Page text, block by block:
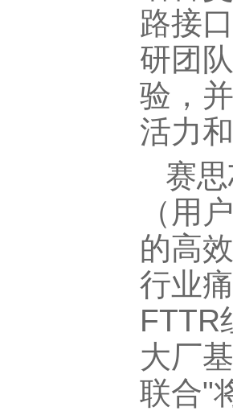
路接
研团
验，
活力
赛
（用
的高
行业
FTTR
大厂
联合"